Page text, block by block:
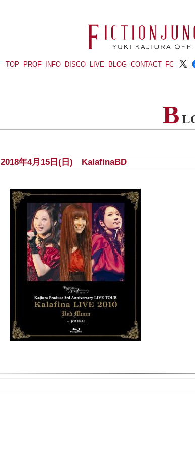
TOP PROF INFO DISCO LIVE BLOG CONTACT FC
B
2018年4月15日(日) KalafinaBD